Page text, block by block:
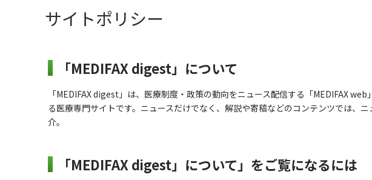
サイトポリシー
「MEDIFAX digest」について
「MEDIFAX digest」は、医療制度・政策の動向をニュース配信する「MEDIFAX
る医療専門サイトです。ニュースだけでなく、解説や寄稿などのコンテンツでは、
介。
「MEDIFAX digest」について」をご覧になるには